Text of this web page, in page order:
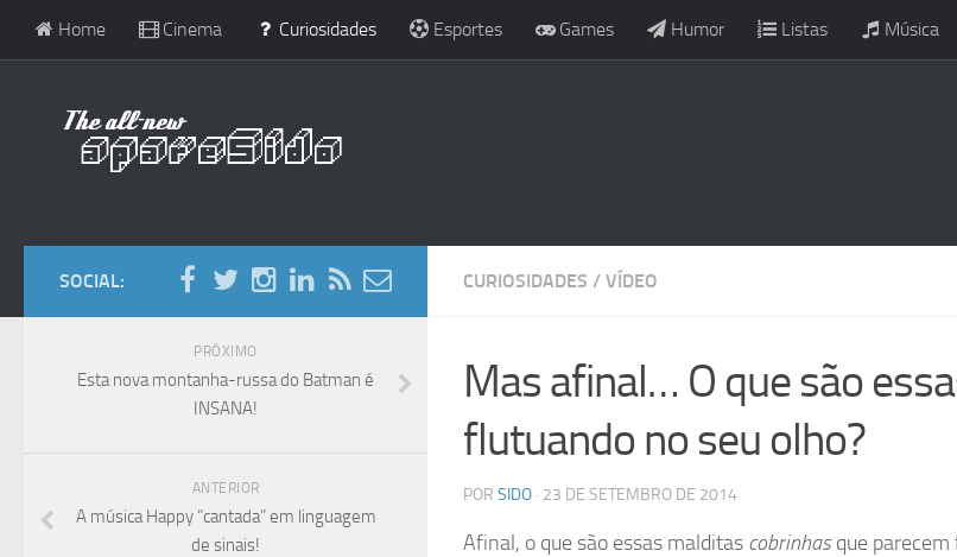
Home Cinema Curiosidades Esportes Games Humor Listas Música
CURIOSIDADES / VÍDEO
Mas afinal… O que são
flutuando no seu olho?
POR SIDO · 23 DE SETEMBRO DE 2014
Afinal, o que são essas malditas cobrinhasque
SOCIAL:
PRÓXIMO
Esta nova montanha-russa do Batman é
INSANA!
ANTERIOR
A música Happy “cantada” em linguagem
de sinais!